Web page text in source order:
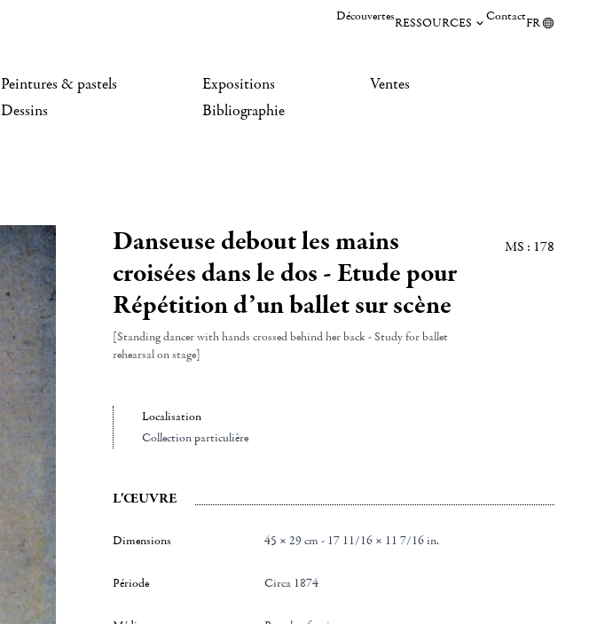
DécouvertesRESSOURCES ContactFR
Peintures & pastels
Dessins
Expositions
Bibliographie
Ventes
Danseuse debout les mains
croisées dans le dos - Etude pour
Répétition d’un ballet sur scène
[Standing dancer with hands crossed behind her back - Study for ballet
rehearsal on stage]
MS : 178
Localisation
Collection particulière
L'ŒUVRE
Dimensions 45 × 29 cm - 17 11/16 × 11 7/16 in.
Période Circa 1874